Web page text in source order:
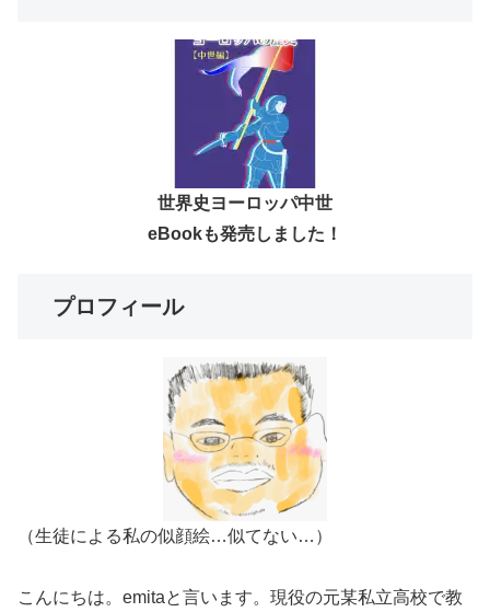
世界史ヨーロッパ中世
eBookも発売しました！
プロフィール
（生徒による私の似顔絵…似てない…）
こんにちは。emitaと言います。現役の元某私立高校で教